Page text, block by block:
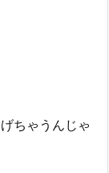
ちゃうんじゃ